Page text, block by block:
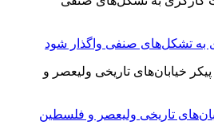
به تشکل‌های صنفی واگذار شود
تاریخی ولیعصر و فلسطین